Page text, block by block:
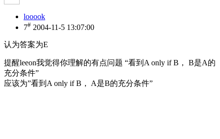
looook
7# 2004-11-5 13:07:00
认为答案为E
提醒leeon我觉得你理解的有点问题 “看到 A only if B ， B是A的
充分条件”
应该为”看到 A only if B ， A是B的充分条件”